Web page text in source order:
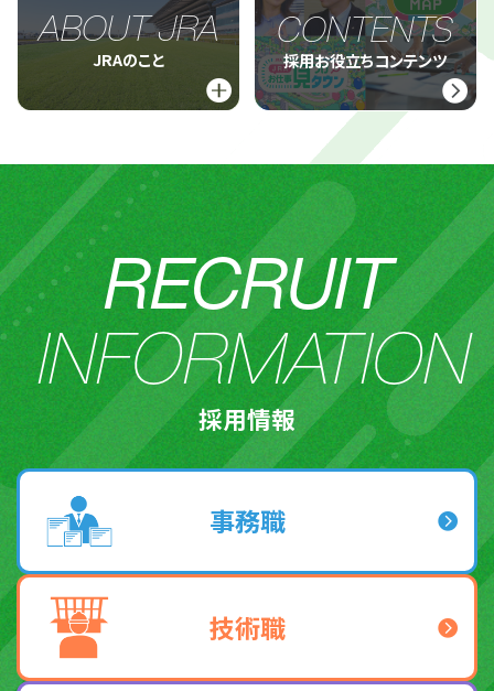
ABOUT JRA
JRAのこと
CONTENTS
採用お役立ちコンテンツ
RECRUIT
INFORMATION
採用情報
事務職
技術職